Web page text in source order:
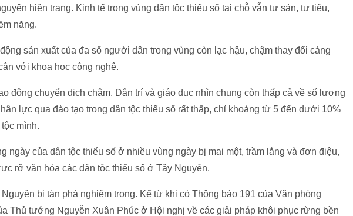
hiện trạng. Kinh tế trong vùng dân tộc thiểu số tại chỗ vẫn tự sản, tự tiêu,
năng.
sản xuất của đa số người dân trong vùng còn lạc hậu, chậm thay đổi càng
với khoa học công nghệ.
động chuyển dịch chậm. Dân trí và giáo dục nhìn chung còn thấp cả về số lượng
lực qua đào tạo trong dân tộc thiểu số rất thấp, chỉ khoảng từ 5 đến dưới 10%
mình.
ngày của dân tộc thiểu số ở nhiều vùng ngày bị mai một, trầm lắng và đơn điệu,
rỡ văn hóa các dân tộc thiểu số ở Tây Nguyên.
bị tàn phá nghiêm trọng. Kể từ khi có Thông báo 191 của Văn phòng
Thủ tướng Nguyễn Xuân Phúc ở Hội nghị về các giải pháp khôi phục rừng bền